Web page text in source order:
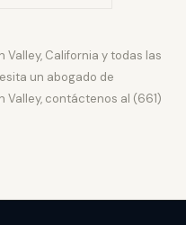
Valley, California y todas las
un abogado de
Valley, contáctenos al (661)